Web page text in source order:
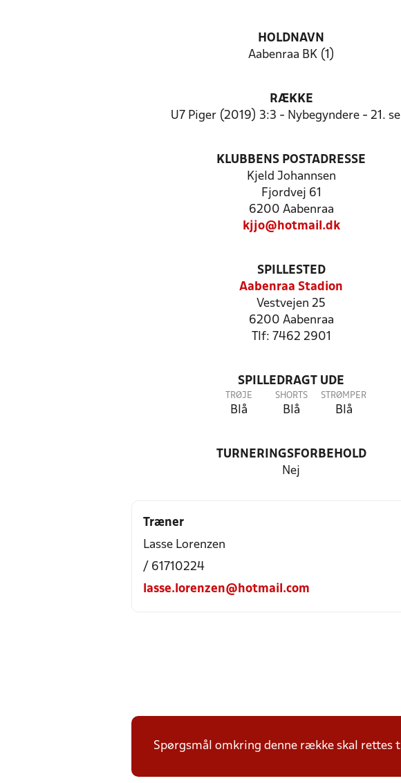
HOLDNAVN
Aabenraa BK (1)
RÆKKE
U7 Piger (2019) 3:3 - Nybegyndere - 21.
KLUBBENS POSTADRESSE
Kjeld Johannsen
Fjordvej 61
6200 Aabenraa
kjjo@hotmail.dk
SPILLESTED
Aabenraa Stadion
Vestvejen 25
6200 Aabenraa
Tlf: 7462 2901
SPILLEDRAGT UDE
TRØJE
Blå
SHORTS
Blå
STRØMPER
Blå
TURNERINGSFORBEHOLD
Nej
Træner
Lasse Lorenzen
/ 61710224
lasse.lorenzen@hotmail.com
Spørgsmål omkring denne række skal rettes